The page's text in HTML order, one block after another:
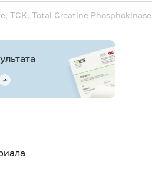
TCK, Total Creatine Phosphokinase